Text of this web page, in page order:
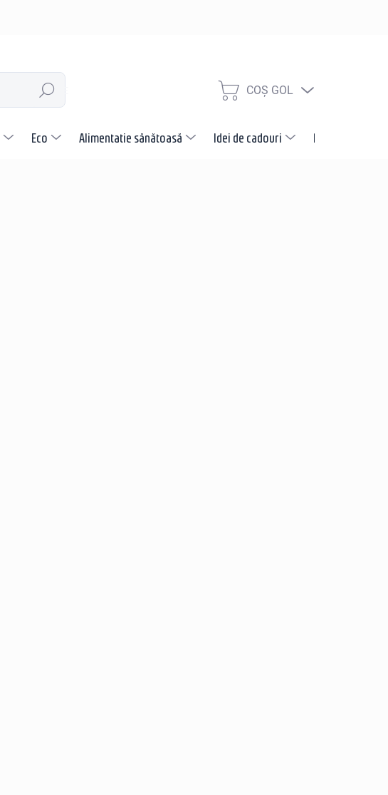
CĂUTARE
COŞ
COŞ GOL
Eco Alimentatie sănătoasă Idei de cadouri Promotii